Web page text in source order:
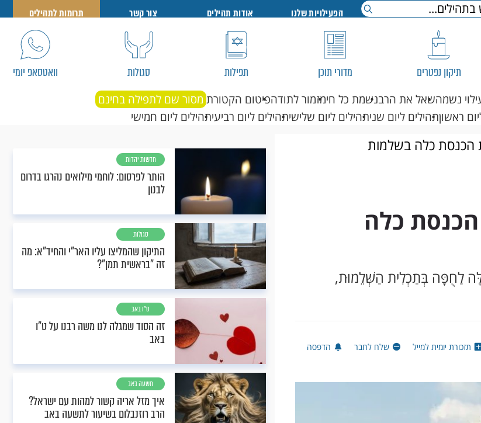
הפעילויות שלנו אודות תהילים צור קשר תרומות לתהילים
תיקון נפטרים מדורי תוכן תפילות סגולות וואטסאפ יומי
נשמהשאל את הרבנשמת כל חימזמור לתודהפיטום הקטורת מסור שם לתפילה בחינם
ראשוןתהילים ליום שניתהילים ליום שלישיתהילים ליום רביעיתהילים ליום חמישי
הכנסת כלה בשלמות
הכנסת כלה
לַחֻפָּה בְּתַכְלִית הַשְּׁלֵמוּת,
תזכורת יומית למייל שלח לחבר הדפסה
חדשות יהדות
הותר לפרסום: לוחמי מילואים נהרגו בדרום
לבנון
סגולות
התיקון שהמליצו עליו האר"י והחיד"א: מה
זה "בראשית תמן"?
ט"ו באב
זה הסוד שמגלה לנו משה רבנו על ט"ו
באב
תשעה באב
איך מזל אריה קשור למהות עם ישראל?
הרב רוזנבלום בשיעור לתשעה באב